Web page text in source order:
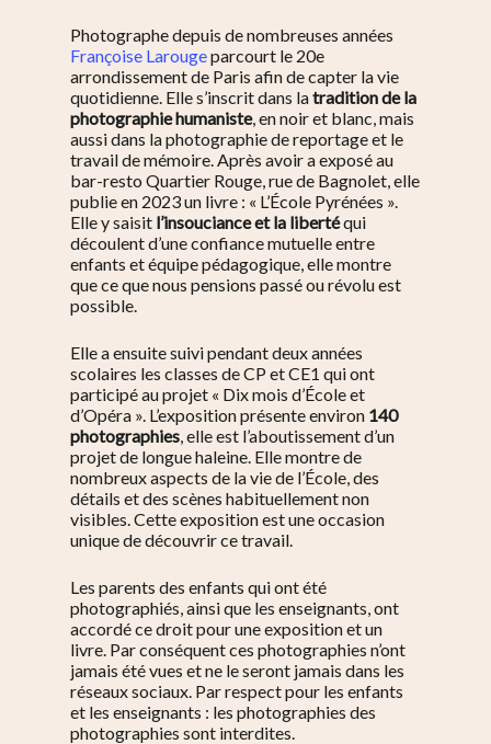
Photographe depuis de nombreuses années
Françoise Larougeparcourt le 20e
arrondissement de Paris afin de capter la vie
quotidienne. Elle s’inscrit dans latradition de la
photographie humaniste, en noir et blanc, mais
aussi dans la photographie de reportage et le
travail de mémoire. Après avoir a exposé au
bar-resto Quartier Rouge, rue de Bagnolet, elle
publie en 2023 un livre : « L’École Pyrénées ».
Elle y saisit l’insouciance et la libertéqui
découlent d’une confiance mutuelle entre
enfants et équipe pédagogique, elle montre
que ce que nous pensions passé ou révolu est
possible.
Elle a ensuite suivi pendant deux années
scolaires les classes de CP et CE1 qui ont
participé au projet « Dix mois d’École et
d’Opéra ». L’exposition présente environ 140
photographies, elle est l’aboutissement d’un
projet de longue haleine. Elle montre de
nombreux aspects de la vie de l’École, des
détails et des scènes habituellement non
visibles. Cette exposition est une occasion
unique de découvrir ce travail.
Les parents des enfants qui ont été
photographiés, ainsi que les enseignants, ont
accordé ce droit pour une exposition et un
livre. Par conséquent ces photographies n’ont
jamais été vues et ne le seront jamais dans les
réseaux sociaux. Par respect pour les enfants
et les enseignants : les photographies des
photographies sont interdites.